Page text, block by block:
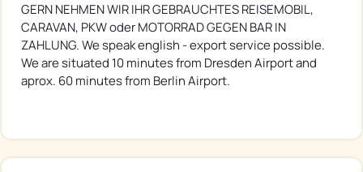
GERN NEHMEN WIR IHR GEBRAUCHTES REISEMOBIL,
CARAVAN, PKW oder MOTORRAD GEGEN BAR IN
ZAHLUNG. We speak english - export service possible.
We are situated 10 minutes from Dresden Airport and
aprox. 60 minutes from Berlin Airport.